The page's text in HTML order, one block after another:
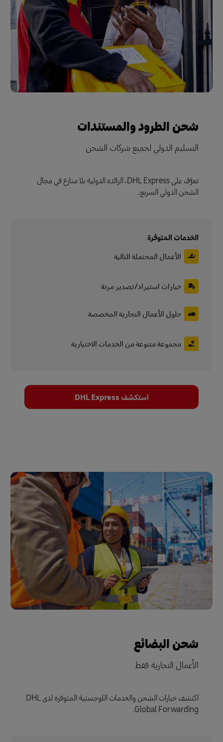
شحن الطرود والمستندات
التسليم الدولي لجميع شركات الشحن
تعرَّف على DHL Express، الرائدة الدولية بلا منازع في مجال
الشحن الدولي السريع.
الخدمات المتوفرة
الأعمال المحتملة التالية
خيارات استيراد/تصدير مرنة
حلول الأعمال التجارية المخصصة
مجموعة متنوعة من الخدمات الاختيارية
استكشف DHL Express
شحن البضائع
الأعمال التجارية فقط
اكتشف خيارات الشحن والخدمات اللوجستية المتوفرة لدى DHL
Global Forwarding.